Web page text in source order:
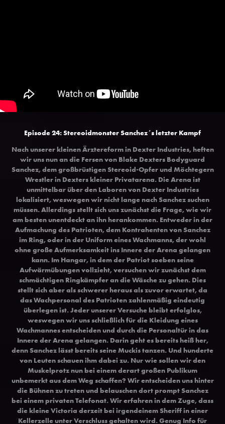
Episode 24: Stereoidmonster Sanchez´s letzter Kampf
Nach unserer kleinen Ärztereform in Dexter Industries, heften
wir uns nun an die Fersen von Blake Dexters Bodyguard
Sanchez, dem großbrüstigen Stereoid-Opfer und Möchtegern
Wrestler in Dexters kleiner Privatarena. Die Arena ist
unmittelbar über den Laboren von Dexter Industries
lokalisiert, weswegen wir nicht lange nach Sanchez suchen
müssen. Allerdings stellt sich uns zunächst die Frage, wie wir
am besten unentdeckt an ihn herankommen. Entweder in der
Aufmachung des Patrioten, dem Kontrahenten von Sanchez
im Ring, oder in der Uniform eines Wachmanns, der wohl
ohne große Aufmerksamkeit ins Innere der Arena gelangen
kann. Im Hangar, in dem der Patriot soeben seine
Aufwärmübungen vollzieht, versuchen wir zunächst dem
schmächtigen Ringkämpfer an die Wäsche zu gehen. Dies
stellt sich aber als schwerer heraus als zuvor erwartet, da
das Wachpersonal des Patrioten zahlenmäßig eindeutig
überlegen ist. Jeder unserer Versuche bleibt erfolglos,
weswegen wir uns schließlich für die Kleidung eines
Wachmannes entscheiden und durch die Personaltür in das
Innere der Arena gelangen. Darin geht es bereits heiß her,
denn Sanchez lässt bereits seine Muckis tanzen. Und hunderte
von Leuten schauen ihm dabei zu. Nur wie sollen wir den
Muskelprotz nun bei einem derart großen Publikum
unbemerkt aus dem Weg schaffen? Wir entscheiden uns hinter
die Bühnen zu treten und belauschen dort prompt Sanchez
bei einem privaten Telefonat. Wir erfahren in dem Zuge, dass
die kleine Victoria derzeit bei irgendeinem Sheriff in einer
Kellerzelle unter Verschluss gehalten wird. Genug Info für